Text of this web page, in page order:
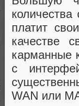
платит
качестве
карманные
с
WAN или